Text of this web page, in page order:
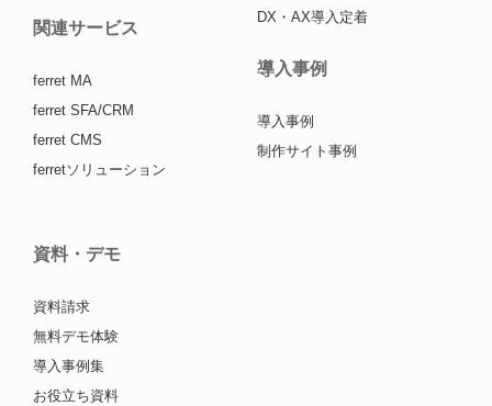
関連サービス
ferret MA
ferret SFA/CRM
ferret CMS
ferretソリューション
DX・AX導入定着
導入事例
導入事例
制作サイト事例
資料・デモ
資料請求
無料デモ体験
導入事例集
お役立ち資料